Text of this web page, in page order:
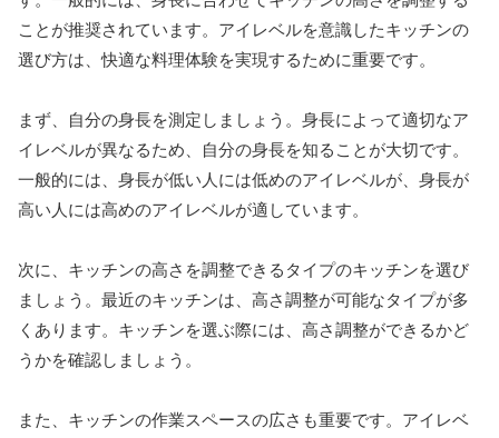
ことが推奨されています。アイレベルを意識したキッチンの
選び方は、快適な料理体験を実現するために重要です。
まず、自分の身長を測定しましょう。身長によって適切なア
イレベルが異なるため、自分の身長を知ることが大切です。
一般的には、身長が低い人には低めのアイレベルが、身長が
高い人には高めのアイレベルが適しています。
次に、キッチンの高さを調整できるタイプのキッチンを選び
ましょう。最近のキッチンは、高さ調整が可能なタイプが多
くあります。キッチンを選ぶ際には、高さ調整ができるかど
うかを確認しましょう。
また、キッチンの作業スペースの広さも重要です。アイレベ